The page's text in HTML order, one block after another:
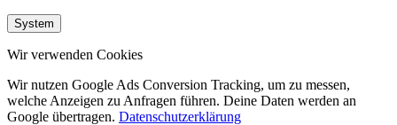
System
Wir verwenden Cookies
Wir nutzen Google Ads Conversion Tracking, um zu messen,
welche Anzeigen zu Anfragen führen. Deine Daten werden an
Google übertragen. Datenschutzerklärung